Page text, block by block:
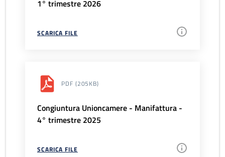
1° trimestre 2026
SCARICA FILE
PDF (205KB)
Congiuntura Unioncamere - Manifattura -
4° trimestre 2025
SCARICA FILE